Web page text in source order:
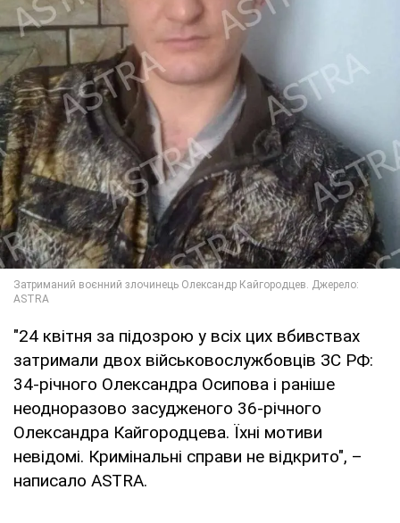
"24 квітня за підозрою у всіх цих вбивствах
затримали двох військовослужбовців ЗС РФ:
34-річного Олександра Осипова і раніше
неодноразово засудженого 36-річного
Олександра Кайгородцева. Їхні мотиви
невідомі. Кримінальні справи не відкрито", –
написало ASTRA.